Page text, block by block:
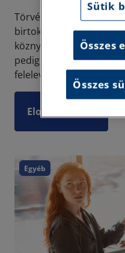
Törvény/rendelet,
birtokos/tulajdonos,
köznyelvben egymás
pedig mást jelentenek.
felelevenítettünk néhá...
Elolvasom
Egyéb
Sütik
Összes
Összes